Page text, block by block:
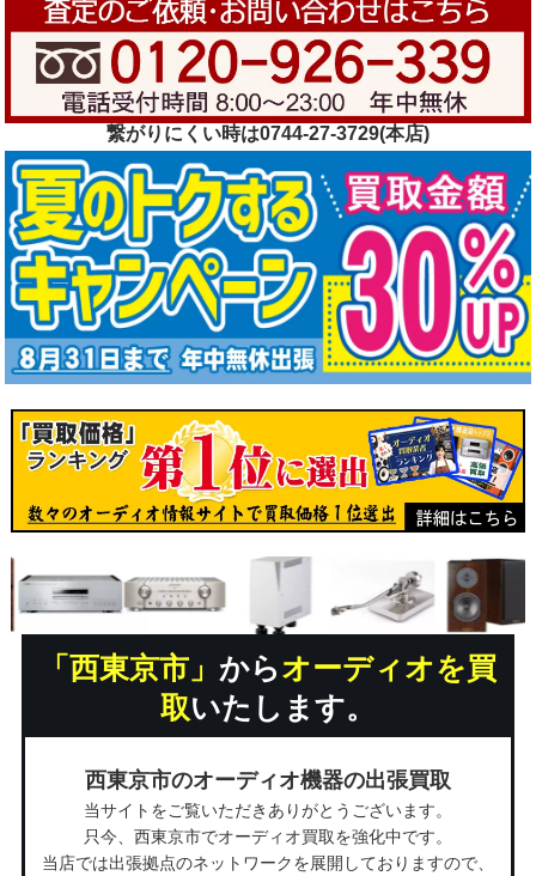
繋がりにくい時は0744-27-3729(本店)
「西東京市」 からオーディオを買
取いたします。
西東京市のオーディオ機器の出張買取
当サイトをご覧いただきありがとうございます。
只今、西東京市でオーディオ買取を強化中です。
当店では出張拠点のネットワークを展開しておりますので、